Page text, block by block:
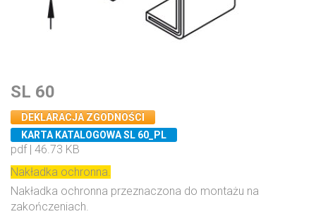
SL 60
DEKLARACJA ZGODNOŚCI
KARTA KATALOGOWA SL 60_PL
pdf | 46.73 KB
Nakładka ochronna.
Nakładka ochronna przeznaczona do montażu na
zakończeniach.